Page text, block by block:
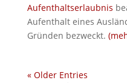
Aufenthaltserlaubnis
Aufenthalt eines
Gründen bezweckt.
« Older Entries